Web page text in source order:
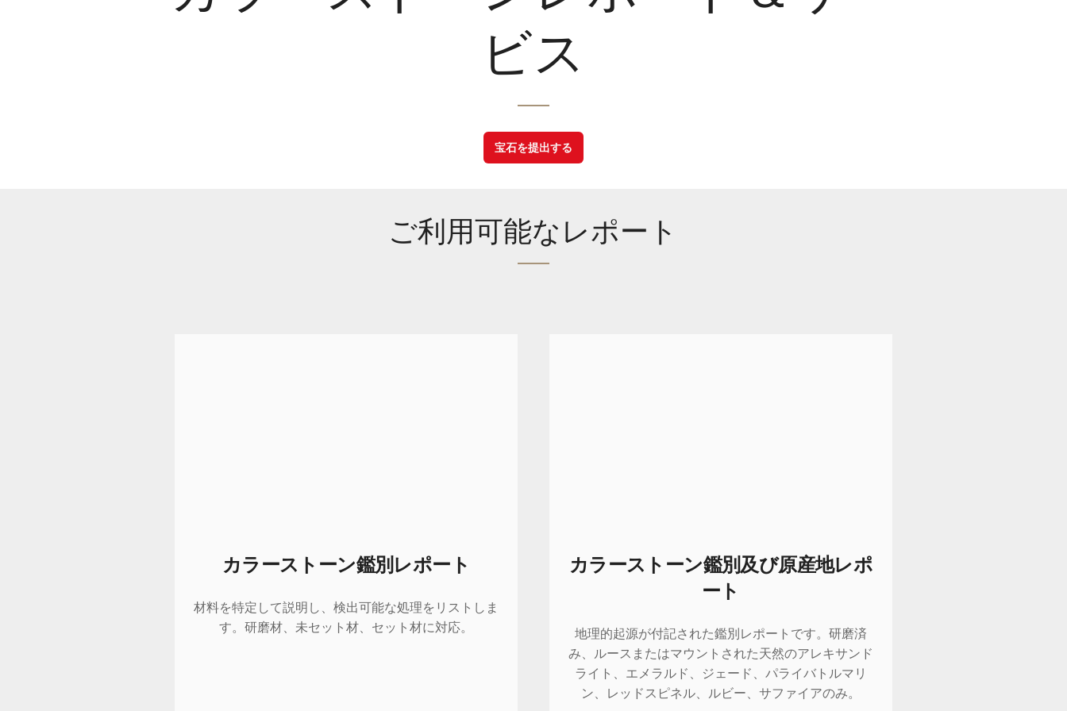
ビス
宝石を提出する
ご利用可能なレポート
カラーストーン鑑別レポート
材料を特定して説明し、検出可能な処理をリストしま
す。研磨材、未セット材、セット材に対応。
カラーストーン鑑別及び原産地レポ
ート
地理的起源が付記された鑑別レポートです。研磨済
み、ルースまたはマウントされた天然のアレキサンド
ライト、エメラルド、ジェード、パライバトルマリ
ン、レッドスピネル、ルビー、サファイアのみ。